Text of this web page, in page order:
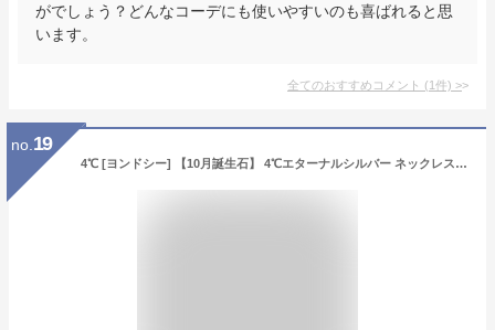
がでしょう？どんなコーデにも使いやすいのも喜ばれると思
います。
全てのおすすめコメント (1件) >
no. 19
4℃ [ヨンドシー] 【10月誕生石】 4℃エターナルシルバー ネックレス ダイヤモンド トルマリン 111614121816